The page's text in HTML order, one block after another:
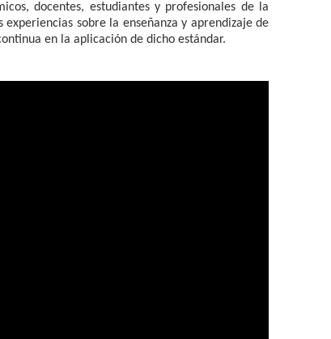
docentes, estudiantes y profesionales de la
sobre la enseñanza y aprendizaje de
en la aplicación de dicho estándar.